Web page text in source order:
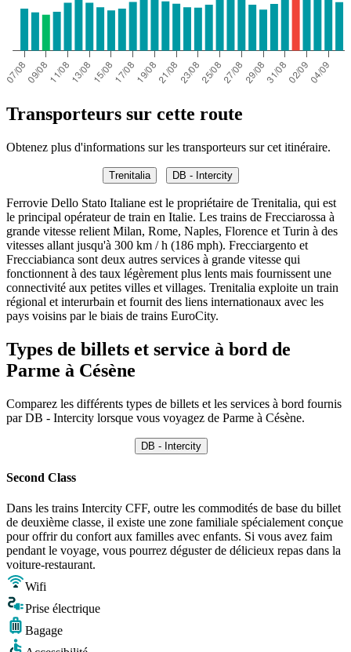
Transporteurs sur cette route
Obtenez plus d'informations sur les transporteurs sur cet itinéraire.
Trenitalia DB - Intercity
Ferrovie Dello Stato Italiane est le propriétaire de Trenitalia, qui est
le principal opérateur de train en Italie. Les trains de Frecciarossa à
grande vitesse relient Milan, Rome, Naples, Florence et Turin à des
vitesses allant jusqu'à 300 km / h (186 mph). Frecciargento et
Frecciabianca sont deux autres services à grande vitesse qui
fonctionnent à des taux légèrement plus lents mais fournissent une
connectivité aux petites villes et villages. Trenitalia exploite un train
régional et interurbain et fournit des liens internationaux avec les
pays voisins par le biais de trains EuroCity.
Types de billets et service à bord de
Parme à Césène
Comparez les différents types de billets et les services à bord fournis
par DB - Intercity lorsque vous voyagez de Parme à Césène.
DB - Intercity
Second Class
Dans les trains Intercity CFF, outre les commodités de base du billet
de deuxième classe, il existe une zone familiale spécialement conçue
pour offrir du confort aux familles avec enfants. Si vous avez faim
pendant le voyage, vous pourrez déguster de délicieux repas dans la
voiture-restaurant.
Wifi
Prise électrique
Bagage